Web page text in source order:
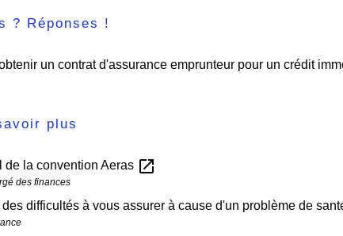
? Réponses !
un contrat d'assurance emprunteur pour un crédit
plus
de la convention Aeras open_in_new
des finances
difficultés à vous assurer à cause d'un problème de